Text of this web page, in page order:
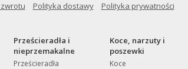
Polityka dostawy Polityka prywatności
Prześcieradła i
nieprzemakalne
Prześcieradła
Koce, narzuty i
poszewki
Koce